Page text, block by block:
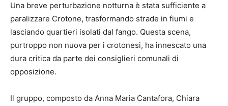
Una breve perturbazione notturna è stata sufficiente a
paralizzare Crotone, trasformando strade in fiumi e
lasciando quartieri isolati dal fango. Questa scena,
purtroppo non nuova per i crotonesi, ha innescato una
dura critica da parte dei consiglieri comunali di
opposizione.
Il gruppo, composto da Anna Maria Cantafora, Chiara